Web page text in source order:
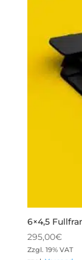
6×4,5
295,00€
Zzgl. 19% VAT